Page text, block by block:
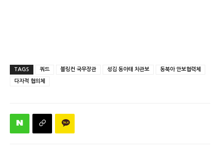
TAGS 쿼드 블링컨 국무장관 성김 동아태 차관보 동북아 안보협력체
다자적 협의체